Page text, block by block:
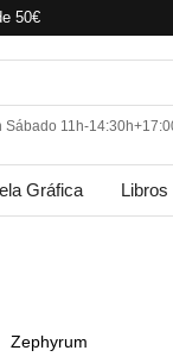
50€
11h-
Gráfica Libros
Zephyrum